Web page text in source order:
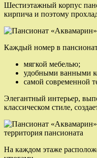
Шестиэтажный корпус
кирпича и поэтому
Каждый номер в
мягкой мебелью;
удобными ванными
самой современной
Элегантный интерьер,
классическом стиле,
На каждом этаже